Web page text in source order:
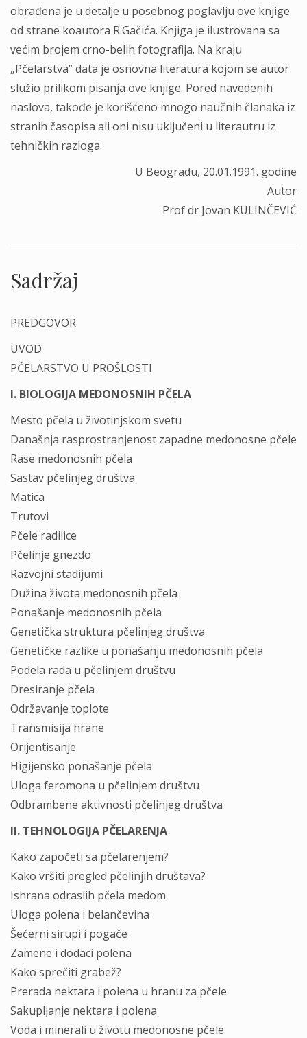
obrađena je u detalje u posebnog poglavlju ove knjige
od strane koautora R.Gačića. Knjiga je ilustrovana sa
većim brojem crno-belih fotografija. Na kraju
„Pčelarstva” data je osnovna literatura kojom se autor
služio prilikom pisanja ove knjige. Pored navedenih
naslova, takođe je korišćeno mnogo naučnih članaka iz
stranih časopisa ali oni nisu uključeni u literautru iz
tehničkih razloga.
U Beogradu, 20.01.1991. godine
Autor
Prof dr Jovan KULINČEVIĆ
Sadržaj
PREDGOVOR
UVOD
PČELARSTVO U PROŠLOSTI
I. BIOLOGIJA MEDONOSNIH PČELA
Mesto pčela u životinjskom svetu
Današnja rasprostranjenost zapadne medonosne pčele
Rase medonosnih pčela
Sastav pčelinjeg društva
Matica
Trutovi
Pčele radilice
Pčelinje gnezdo
Razvojni stadijumi
Dužina života medonosnih pčela
Ponašanje medonosnih pčela
Genetička struktura pčelinjeg društva
Genetičke razlike u ponašanju medonosnih pčela
Podela rada u pčelinjem društvu
Dresiranje pčela
Održavanje toplote
Transmisija hrane
Orijentisanje
Higijensko ponašanje pčela
Uloga feromona u pčelinjem društvu
Odbrambene aktivnosti pčelinjeg društva
II. TEHNOLOGIJA PČELARENJA
Kako započeti sa pčelarenjem?
Kako vršiti pregled pčelinjih društava?
Ishrana odraslih pčela medom
Uloga polena i belančevina
Šećerni sirupi i pogače
Zamene i dodaci polena
Kako sprečiti grabež?
Prerada nektara i polena u hranu za pčele
Sakupljanje nektara i polena
Voda i minerali u životu medonosne pčele